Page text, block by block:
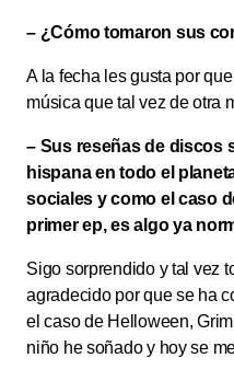
– ¿Cómo tomaron sus
A la fecha les gusta por
música que tal vez de otra
– Sus reseñas de discos
hispana en todo el
sociales y como el caso
primer ep, es algo ya
Sigo sorprendido y tal vez
agradecido por que se ha
el caso de Helloween,
niño he soñado y hoy se